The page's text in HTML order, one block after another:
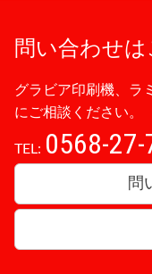
問い合わせは
グラビア印刷機、ラ
にご相談ください。
TEL: 0568-27-
問